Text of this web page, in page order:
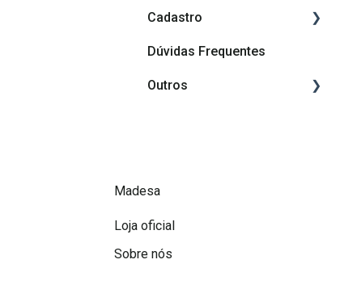
Cadastro
Cadastro
Afiliação Madesa
Dúvidas Frequentes
Outros
Madesa
Loja oficial
Sobre nós